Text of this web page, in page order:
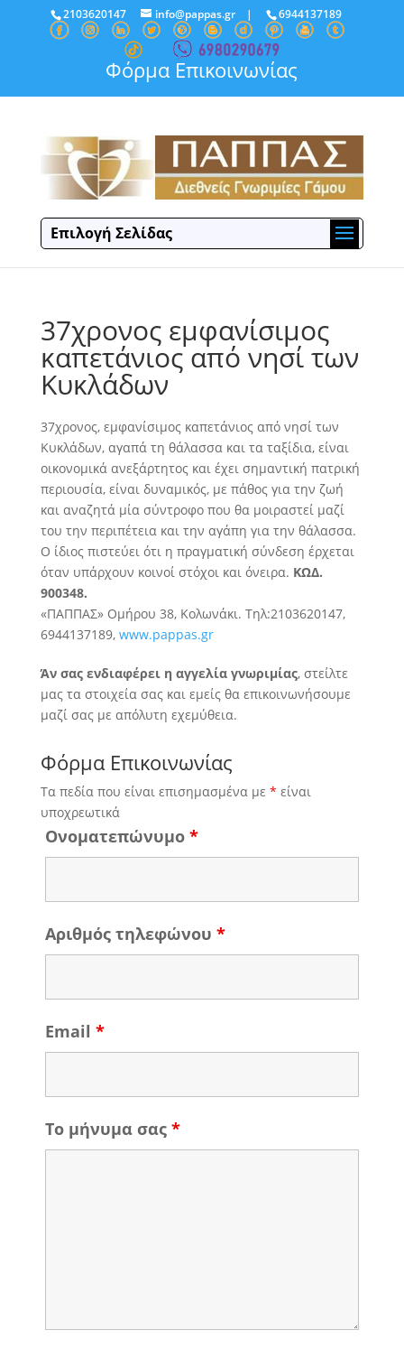
2103620147 info@pappas.gr| 6944137189
Φόρμα Επικοινωνίας
Επιλογή Σελίδας
37χρονος εμφανίσιμος
καπετάνιος από νησί των
Κυκλάδων
37χρονος, εμφανίσιμος καπετάνιος από νησί των
Κυκλάδων, αγαπά τη θάλασσα και τα ταξίδια, είναι
οικονομικά ανεξάρτητος και έχει σημαντική πατρική
περιουσία, είναι δυναμικός, με πάθος για την ζωή
και αναζητάμία σύντροφο που θα μοιραστεί μαζί
του την περιπέτεια και την αγάπη για την θάλασσα.
Ο ίδιος πιστεύει ότι η πραγματική σύνδεση έρχεται
όταν υπάρχουν κοινοί στόχοι και όνειρα. ΚΩΔ.
900348.
«ΠΑΠΠΑΣ» Ομήρου 38, Κολωνάκι. Τηλ:2103620147,
6944137189, www.pappas.gr
Άν σας ενδιαφέρει η αγγελία γνωριμίας, στείλτε
μας τα στοιχεία σας και εμείς θα επικοινωνήσουμε
μαζί σας με απόλυτη εχεμύθεια.
Φόρμα Επικοινωνίας
Τα πεδία που είναι επισημασμένα με * είναι
υποχρεωτικά
Ονοματεπώνυμο *
Αριθμός τηλεφώνου *
Email *
Το μήνυμα σας *